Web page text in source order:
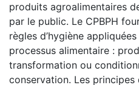
produits agroalimentaires
par le public. Le CPBPH
règles d’hygiène
processus alimentaire :
transformation ou
conservation. Les principes